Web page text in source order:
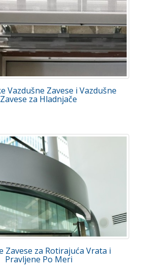
Vazdušne Zavese i Vazdušne
Zavese za Hladnjače
Zavese za Rotirajuća Vrata i
Pravljene Po Meri